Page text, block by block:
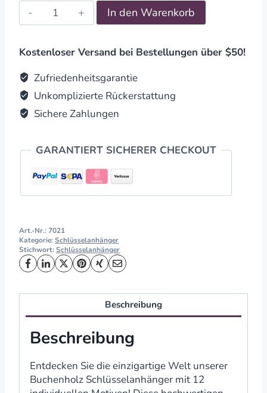
Schlüsselanhänger
Buche
quantity
In den Warenkorb
Kostenloser Versand bei Bestellungen über $50!
Zufriedenheitsgarantie
Unkomplizierte Rückerstattung
Sichere Zahlungen
GARANTIERT SICHERER CHECKOUT
Art.-Nr.:7021
Kategorie:Schlüsselanhänger
Stichwort:Schlüsselanhänger
Beschreibung
Beschreibung
Entdecken Sie die einzigartige Welt unserer
Buchenholz Schlüsselanhänger mit 12